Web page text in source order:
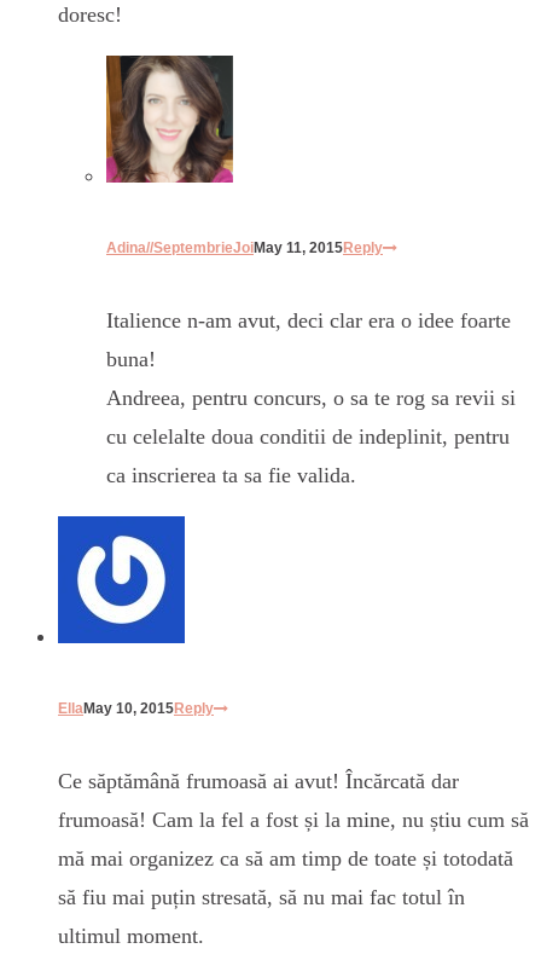
doresc!
Adina//SeptembrieJoiMay 11, 2015Reply
Italience n-am avut, deci clar era o idee foarte
buna!
Andreea, pentru concurs, o sa te rog sa revii si
cu celelalte doua conditii de indeplinit, pentru
ca inscrierea ta sa fie valida.
EllaMay 10, 2015Reply
Ce săptămână frumoasă ai avut! Încărcată dar
frumoasă! Cam la fel a fost și la mine, nu știu cum să
mă mai organizez ca să am timp de toate și totodată
să fiu mai puțin stresată, să nu mai fac totul în
ultimul moment.